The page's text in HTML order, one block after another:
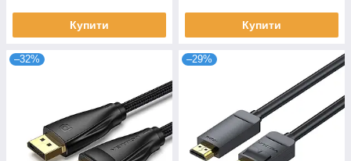
Купити Купити
–32% –29%